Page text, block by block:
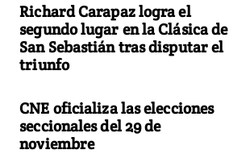
Richard Carapaz logra el
segundo lugar en la Clásica de
San Sebastián tras disputar el
triunfo
CNE oficializa las elecciones
seccionales del 29 de
noviembre